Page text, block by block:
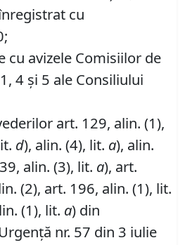
cu
avizele Comisiilor de
4 și 5 ale Consiliului
art. 129, alin. (1),
d), alin. (4), lit. a), alin.
alin. (3), lit. a), art.
(2), art. 196, alin. (1), lit.
(1), lit. a) din
nr. 57 din 3 iulie